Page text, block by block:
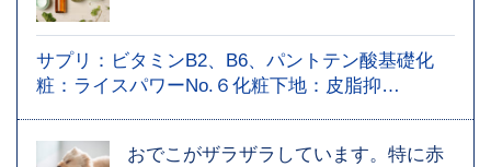
サプリ：ビタミンB2、B6、パントテン酸基礎化
粧：ライスパワーNo.６化粧下地：皮脂抑…
おでこがザラザラしています。特に赤